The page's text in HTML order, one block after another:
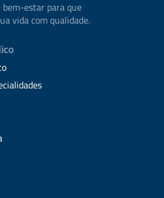
bem-estar para que
vida com qualidade.